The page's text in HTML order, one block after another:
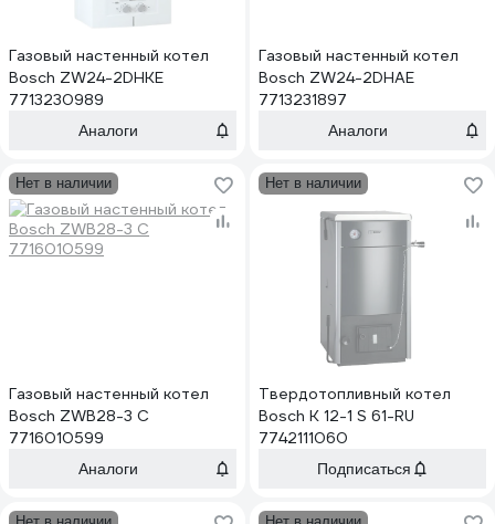
Газовый настенный котел
Bosch ZW24-2DHKE
7713230989
Аналоги
Газовый настенный котел
Bosch ZW24-2DHAE
7713231897
Аналоги
Нет в наличии
Газовый настенный котел
Bosch ZWB28-3 C
7716010599
Аналоги
Нет в наличии
Твердотопливный котел
Bosch K 12-1 S 61-RU
7742111060
Подписаться